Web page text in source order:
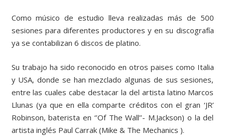
Como músico de estudio lleva realizadas más de 500
sesiones para diferentes productores y en su discografía
ya se contabilizan 6 discos de platino.
Su trabajo ha sido reconocido en otros paises como Italia
y USA, donde se han mezclado algunas de sus sesiones,
entre las cuales cabe destacar la del artista latino Marcos
Llunas (ya que en ella comparte créditos con el gran ‘JR’
Robinson, baterista en ‘’Of The Wall’’- M.Jackson) o la del
artista inglés Paul Carrak (Mike & The Mechanics ).